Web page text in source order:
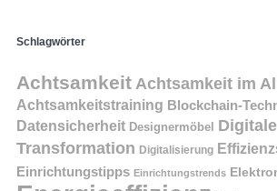
Schlagwörter
AchtsamkeitAchtsamkeit im
Achtsamkeitstraining Blockchain-
Datensicherheit Designermöbel
Digitale
Transformation Digitalisierung
Einrichtungstipps Einrichtungstrends